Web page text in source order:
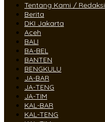
Tentang Kami / Redaksi
Berita
DKI Jakarta
Aceh
BALI
BA-BEL
BANTEN
BENGKULU
JA-BAR
JA-TENG
JA-TIM
KAL-BAR
KAL-TENG